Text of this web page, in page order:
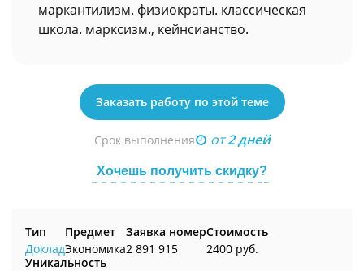
маркантилизм. физиократы. классическая
школа. марксизм., кейнсианство.
Заказать работу по этой теме
Срок выполнения от2 дней
Хочешь получить скидку?
Тип
Доклад
Предмет
Экономика
Заявка номер
2 891 915
Стоимость
2400 руб.
Уникальность